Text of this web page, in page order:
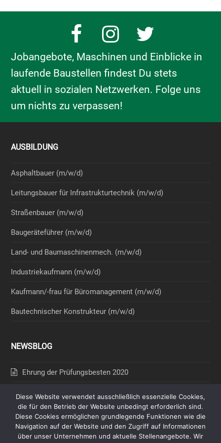
Facebook
Instagram
Twitter
Jobangebote, Maschinen und Einblicke in
laufende Baustellen findest Du stets
aktuell in sozialen Netzwerken. Folge uns
um nichts zu verpassen!
AUSBILDUNG
Asphaltbauer (m/w/d)
Leitungsbauer für Infrastrukturtechnik (m/w/d)
Straßenbauer (m/w/d)
Baugeräteführer (m/w/d)
Land- und Baumaschinenmech. (m/w/d)
Industriekaufmann (m/w/d)
Kaufmann/-frau für Büromanagement (m/w/d)
Bautechnischer Konstrukteur (m/w/d)
NEWSBLOG
Ehrung der Prüfungsbesten 2020
Unbedenklichkeitsbescheinigung BG Bau
Freistellungsbescheinigung 2026-2028
Diese Website verwendet ausschließlich essenzielle Cookies,
die für den Betrieb der Website unbedingt erforderlich sind.
Diese Cookies ermöglichen grundlegende Funktionen wie die
Navigation auf der Website und den Zugriff auf Informationen
über unser Unternehmen und aktuelle Stellenangebote. Wir